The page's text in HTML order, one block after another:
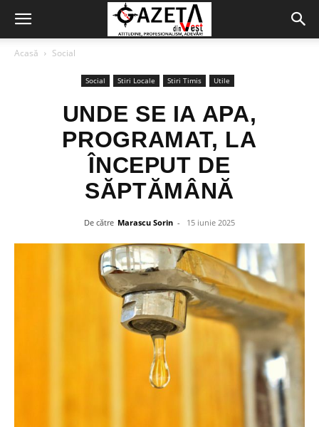
Acasă Social
Social Stiri Locale Stiri Timis Utile
UNDE SE IA APA,
PROGRAMAT, LA
ÎNCEPUT DE
SĂPTĂMÂNĂ
De către Marascu Sorin - 15 iunie 2025